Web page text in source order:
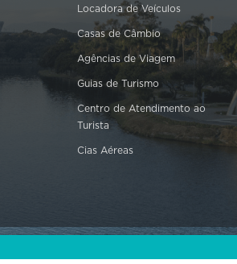
Locadora de Veículos
Casas de Câmbio
Agências de Viagem
Guias de Turismo
Centro de Atendimento ao
Turista
Cias Aéreas